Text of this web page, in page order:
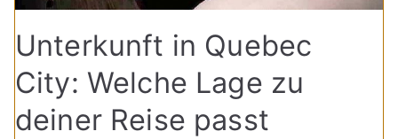
Unterkunft in Quebec
City: Welche Lage zu
deiner Reise passt